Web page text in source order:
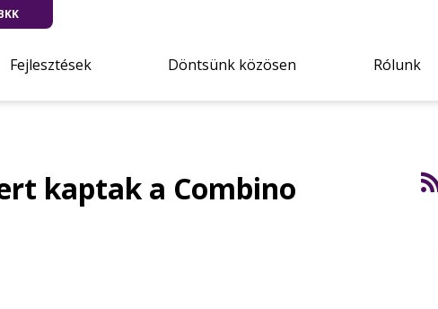
Fejlesztések Döntsünk közösen Rólunk
kaptak a Combino